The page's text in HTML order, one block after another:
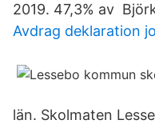
2019. 47,3% av
Avdrag deklaration
län. Skolmaten